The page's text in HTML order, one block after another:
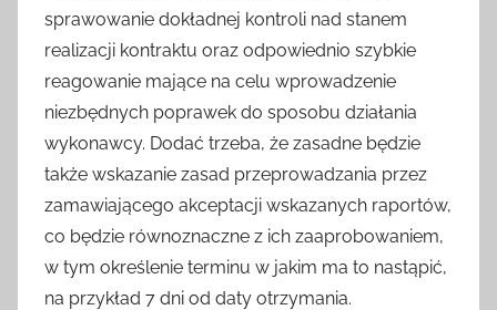
sprawowanie dokładnej kontroli nad stanem
realizacji kontraktu oraz odpowiednio szybkie
reagowanie mające na celu wprowadzenie
niezbędnych poprawek do sposobu działania
wykonawcy. Dodać trzeba, że zasadne będzie
także wskazanie zasad przeprowadzania przez
zamawiającego akceptacji wskazanych raportów,
co będzie równoznaczne z ich zaaprobowaniem,
w tym określenie terminu w jakim ma to nastąpić,
na przykład 7 dni od daty otrzymania.